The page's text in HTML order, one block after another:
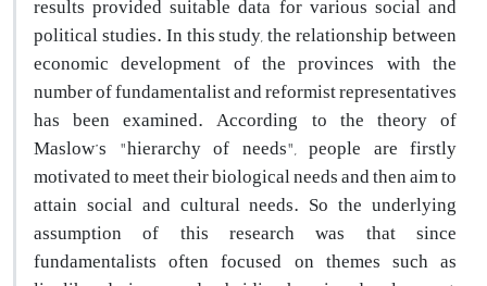
political studies. In this study, the relationship between
economic development of the provinces with the
number of fundamentalist and reformist representatives
has been examined. According to the theory of
Maslow’s "hierarchy of needs", people are firstly
motivated to meet their biological needs and then aim to
attain social and cultural needs. So the underlying
assumption of this research was that since
fundamentalists often focused on themes such as